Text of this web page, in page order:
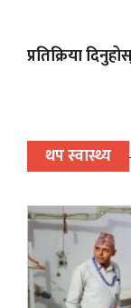
प्रतिक्रिया
थप स्वास्थ्य